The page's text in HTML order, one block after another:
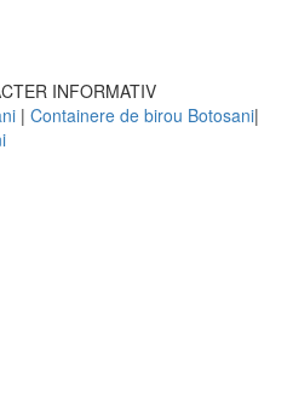
INFORMATIV
| Containere de birou Botosani|